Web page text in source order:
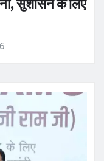
सुशासन के लिए